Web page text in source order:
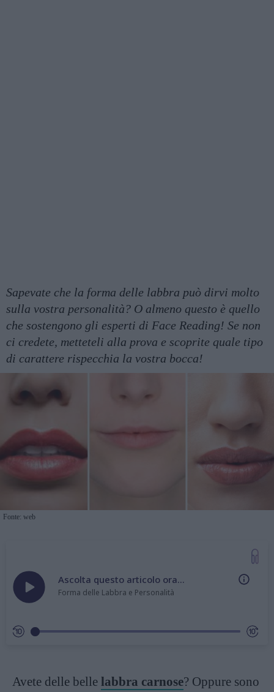
Sapevate che la forma delle labbra può dirvi molto
sulla vostra personalità? O almeno questo è quello
che sostengono gli esperti di Face Reading! Se non
ci credete, metteteli alla prova e scoprite quale tipo
di carattere rispecchia la vostra bocca!
Fonte: web
Ascolta questo articolo ora...
Forma delle Labbra e Personalità
Avete delle belle labbra carnose? Oppure sono